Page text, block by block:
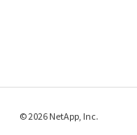
© 2026 NetApp, Inc.